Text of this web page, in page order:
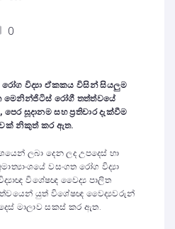
0
රෝග විද්‍යා ඒකකය විසින් සියලුම
මෙනින්ජිටිස් රෝගී තත්ත්වයේ
, පෙර සූදානම සහ ප්‍රතිචාර දැක්වීම
නිකුත් කර ඇත.
ලබා දෙන ලද උපදෙස් හා
වසංගත රෝග විද්‍යා
විශේෂඥ වෛද්‍ය පාලිත
යුත් විශේෂඥ වෛද්‍යවරුන්
මාලාව සකස් කර ඇත.